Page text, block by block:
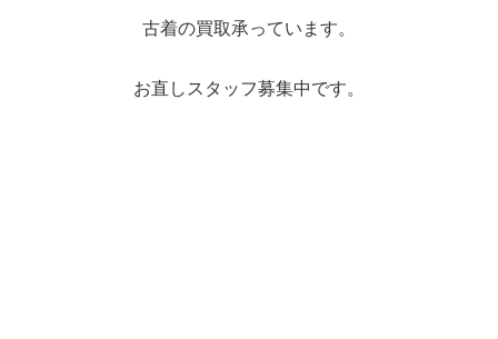
古着の買取承っています。
お直しスタッフ募集中です。